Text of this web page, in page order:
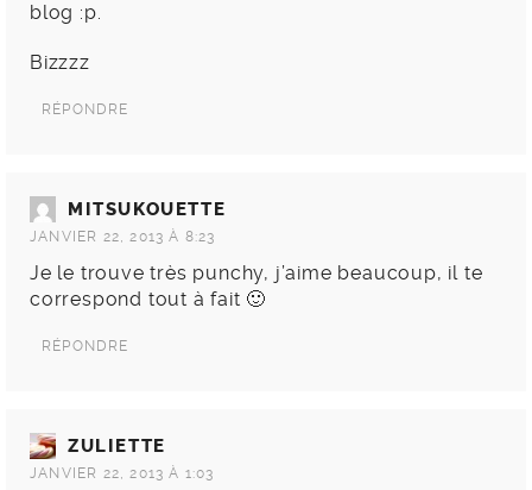
blog :p.
Bizzzz
RÉPONDRE
MITSUKOUETTE
JANVIER 22, 2013 À 8:23
Je le trouve très punchy, j’aime beaucoup, il te
correspond tout à fait 🙂
RÉPONDRE
ZULIETTE
JANVIER 22, 2013 À 1:03